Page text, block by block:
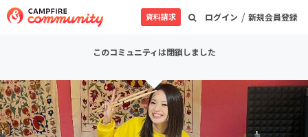
ログイン / 新規会員登録
資料請求
このコミュニティは閉鎖しました